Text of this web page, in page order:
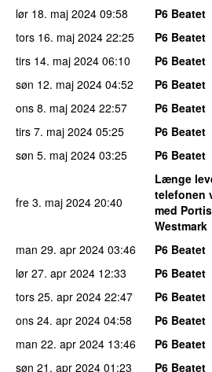
lør 18. maj 2024 09:58
P6 Beatet
tors 16. maj 2024 22:25
P6 Beatet
tirs 14. maj 2024 06:10
P6 Beatet
søn 12. maj 2024 04:52
P6 Beatet
ons 8. maj 2024 22:57
P6 Beatet
tirs 7. maj 2024 05:25
P6 Beatet
søn 5. maj 2024 03:25 P6 Beatet
fre 3. maj 2024 20:40
Længe
telefonen
med
Westmark
man 29. apr 2024 03:46
P6 Beatet
lør 27. apr 2024 12:33
P6 Beatet
tors 25. apr 2024 22:47
P6 Beatet
ons 24. apr 2024 04:58
P6 Beatet
man 22. apr 2024 13:46
P6 Beatet
søn 21. apr 2024 01:23
P6 Beatet